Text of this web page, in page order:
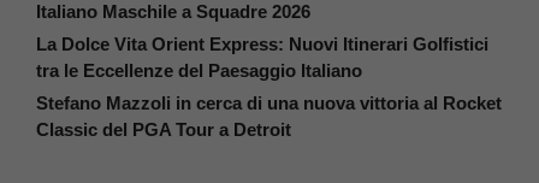
Italiano Maschile a Squadre 2026
La Dolce Vita Orient Express: Nuovi Itinerari Golfistici
tra le Eccellenze del Paesaggio Italiano
Stefano Mazzoli in cerca di una nuova vittoria al Rocket
Classic del PGA Tour a Detroit